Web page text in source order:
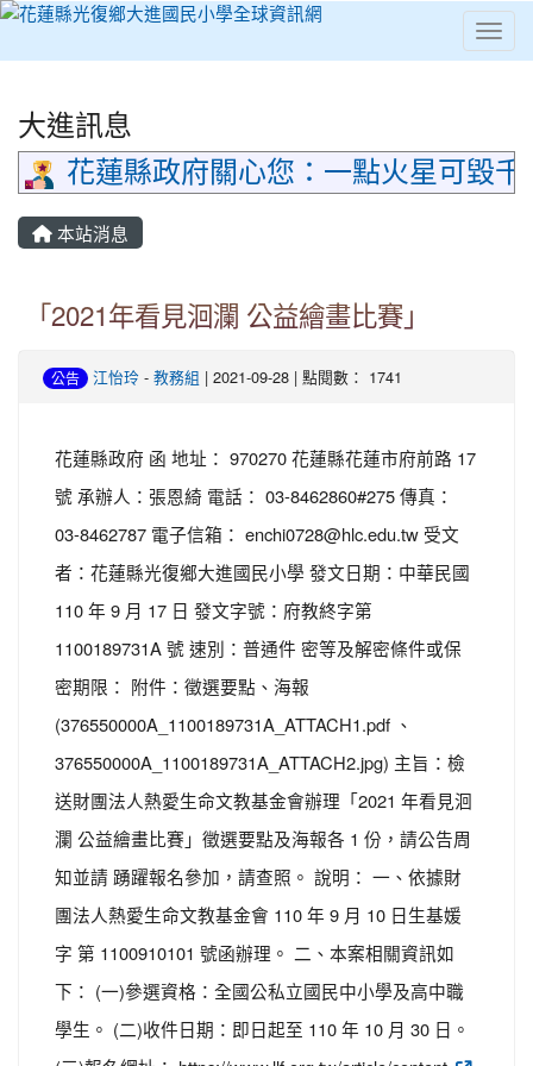
⏸
大進訊息
花蓮縣政府關心您：一點火星可毀
本站消息
「2021年看見洄瀾 公益繪畫比賽」
公告 江怡玲 - 教務組 | 2021-09-28 | 點閱數： 1741
花蓮縣政府 函 地址： 970270 花蓮縣花蓮市府前路 17
號 承辦人：張恩綺 電話： 03-8462860#275 傳真：
03-8462787 電子信箱： enchi0728@hlc.edu.tw 受文
者：花蓮縣光復鄉大進國民小學 發文日期：中華民國
110 年 9 月 17 日 發文字號：府教終字第
1100189731A 號 速別：普通件 密等及解密條件或保
密期限： 附件：徵選要點、海報
(376550000A_1100189731A_ATTACH1.pdf 、
376550000A_1100189731A_ATTACH2.jpg) 主旨：檢
送財團法人熱愛生命文教基金會辦理「2021 年看見洄
瀾 公益繪畫比賽」徵選要點及海報各 1 份，請公告周
知並請 踴躍報名參加，請查照。 說明： 一、依據財
團法人熱愛生命文教基金會 110 年 9 月 10 日生基媛
字 第 1100910101 號函辦理。 二、本案相關資訊如
下： (一)參選資格：全國公私立國民中小學及高中職
學生。 (二)收件日期：即日起至 110 年 10 月 30 日。